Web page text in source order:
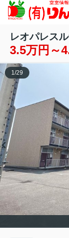
レオパレス
3.5万円～
1/29